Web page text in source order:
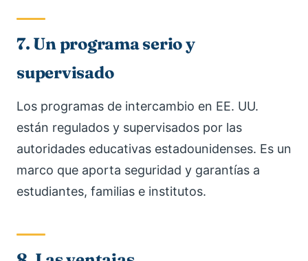
7. Un programa serio y
supervisado
Los programas de intercambio en EE. UU.
están regulados y supervisados por las
autoridades educativas estadounidenses. Es un
marco que aporta seguridad y garantías a
estudiantes, familias e institutos.